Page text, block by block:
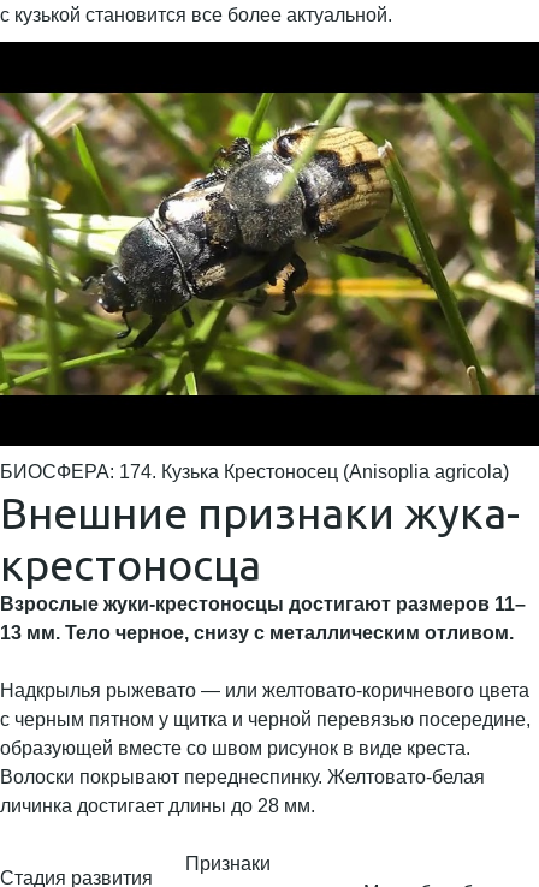
с кузькой становится все более актуальной.
БИОСФЕРА: 174. Кузька Крестоносец (Anisoplia agricola)
Внешние признаки жука-
крестоносца
Взрослые жуки-крестоносцы достигают размеров 11–
13 мм. Тело черное, снизу с металлическим отливом.
Надкрылья рыжевато — или желтовато-коричневого цвета
с черным пятном у щитка и черной перевязью посередине,
образующей вместе со швом рисунок в виде креста.
Волоски покрывают переднеспинку. Желтовато-белая
личинка достигает длины до 28 мм.
Стадия развития
Признаки